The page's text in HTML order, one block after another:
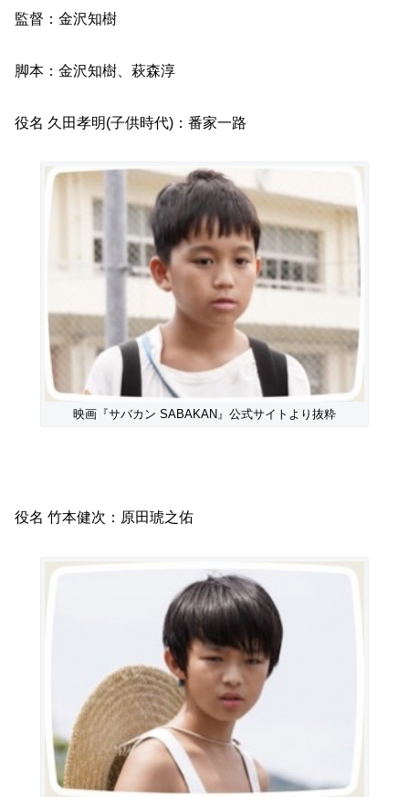
監督：金沢知樹
脚本：金沢知樹、萩森淳
役名 久田孝明(子供時代)：番家一路
映画『サバカン SABAKAN』公式サイトより抜粋
役名 竹本健次：原田琥之佑